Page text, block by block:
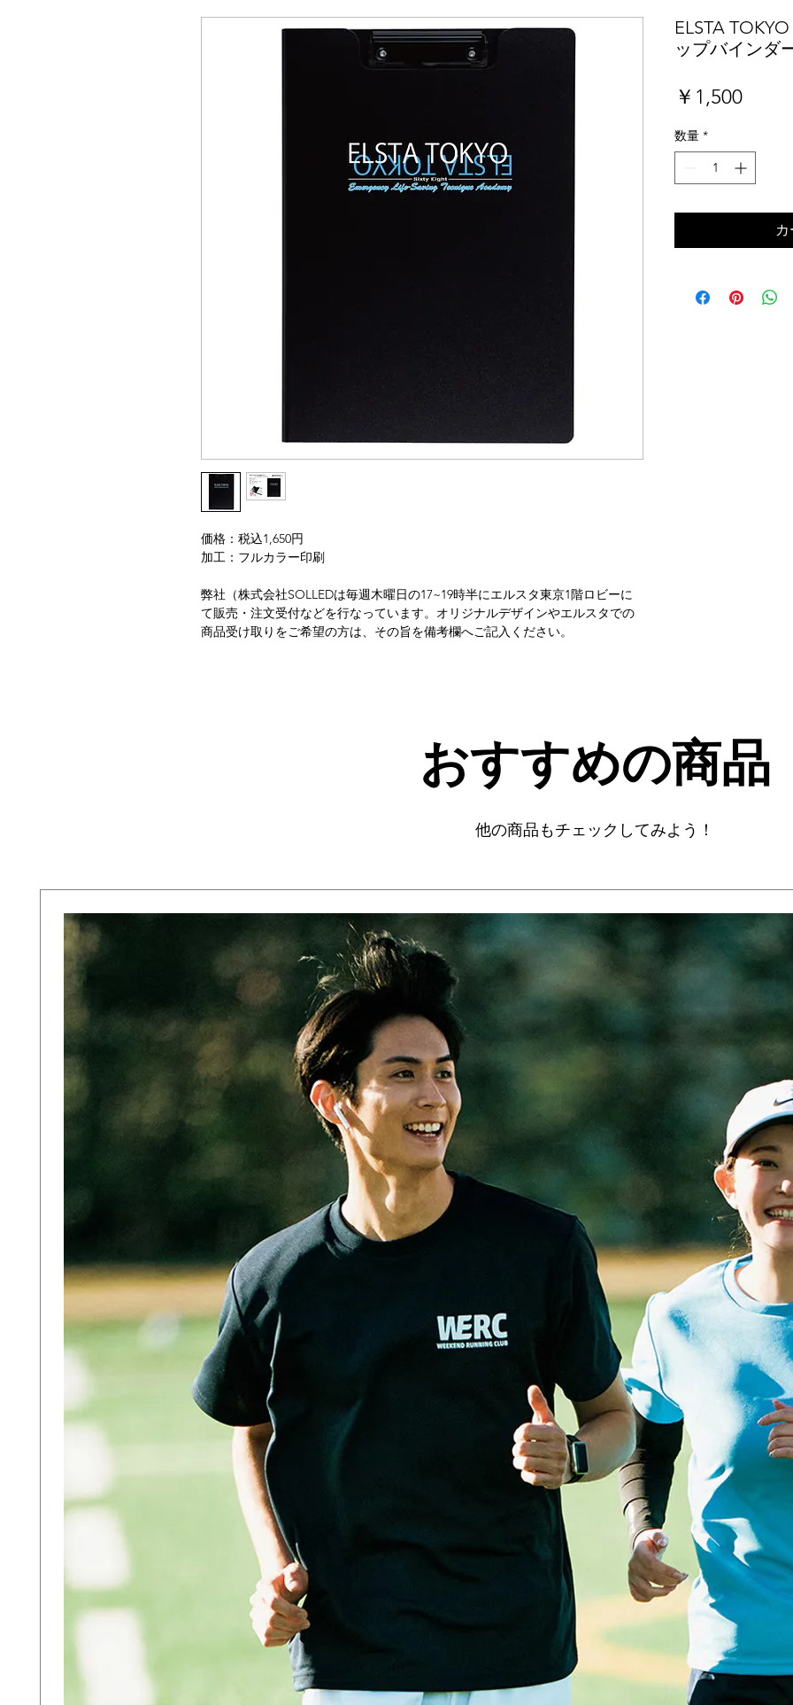
価格：税込1,650円
加工：フルカラー印刷
弊社（株式会社SOLLEDは毎週木曜日の17~19時半にエルスタ東京1階ロビーに
て販売・注文受付などを行なっています。オリジナルデザインやエルスタでの
商品受け取りをご希望の方は、その旨を備考欄へご記入ください。
ELSTA
ップバインダ
￥1,500価
数量 *
​おすすめの商品
他の商品もチェックしてみよう！